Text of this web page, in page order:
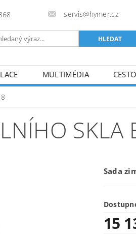
servis@hymer.cz
MULTIMÉDIA
SKLA
Sada
15